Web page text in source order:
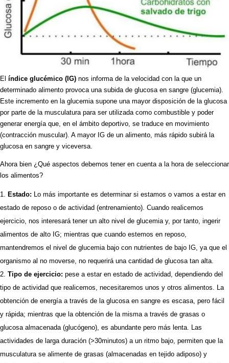
El índice glucémico (IG) nos informa de la velocidad con la que un
determinado alimento provoca una subida de glucosa en sangre (glucemia).
Este incremento en la glucemia supone una mayor disposición de la glucosa
por parte de la musculatura para ser utilizada como combustible y poder
generar energía que, en el ámbito deportivo, se traduce en movimiento
(contracción muscular). A mayor IG de un alimento, más rápido subirá la
glucosa en sangre y viceversa.
Ahora bien ¿Qué aspectos debemos tener en cuenta a la hora de seleccionar
los alimentos?
Estado: Lo más importante es determinar si estamos o vamos a estar en
estado de reposo o de actividad (entrenamiento). Cuando realicemos
ejercicio, nos interesará tener un alto nivel de glucemia y, por tanto, ingerir
alimentos de alto IG; mientras que cuando estemos en reposo,
mantendremos el nivel de glucemia bajo con nutrientes de bajo IG, ya que el
organismo al no moverse, no requerirá una cantidad de glucosa tan alta.
Tipo de ejercicio: pese a estar en estado de actividad, dependiendo del
tipo de actividad que realicemos, necesitaremos unos y otros alimentos. La
obtención de energía a través de la glucosa en sangre es escasa, pero fácil
y rápida; mientras que la obtención de la misma a través de grasas o
glucosa almacenada (glucógeno), es abundante pero más lenta. Las
actividades de larga duración (>30minutos) a un ritmo bajo, permiten que la
musculatura se alimente de grasas (almacenadas en tejido adiposo) y